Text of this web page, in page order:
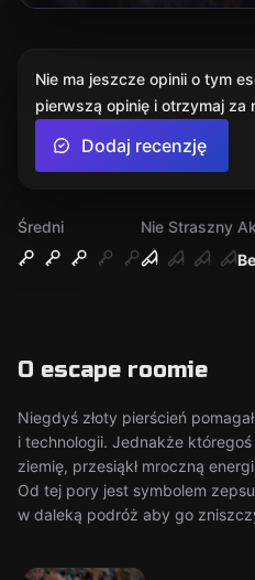
Średni
Nie Straszny
O escape roomie
Niegdyś złoty pierścień
i technologii. Jednakże
ziemię, przesiąkł mroczną
Od tej pory jest symbolem
w daleką podróż aby go
Nie ma jeszcze opinii o tym
pierwszą opinię i otrzymaj za
Dodaj recenzję